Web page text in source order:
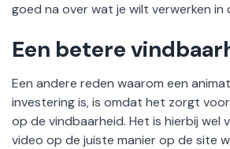
goed na over wat je wilt verwerken in
Een betere
Een andere reden waarom een
investering is, is omdat het zorgt
op de vindbaarheid. Het is hierbij wel
video op de juiste manier op de site